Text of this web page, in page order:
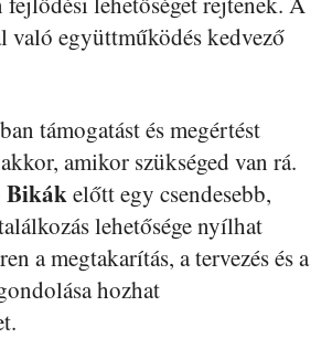
való együttműködés kedvező
támogatást és megértést
amikor szükséged van rá.
Bikákelőtt egy csendesebb,
lehetősége nyílhat
a megtakarítás, a tervezés és a
hozhat